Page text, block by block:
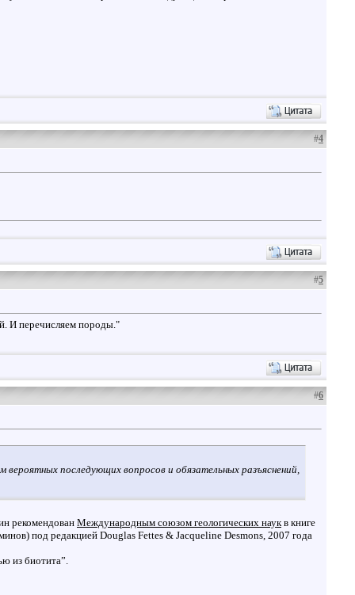
#4
#5
И перечисляем породы."
#6
последующих вопросов и обязательных разъяснений,
рекомендован Международным союзом геологических наукв книге
под редакцией Douglas Fettes & Jacqueline Desmons, 2007 года
из биотита”.